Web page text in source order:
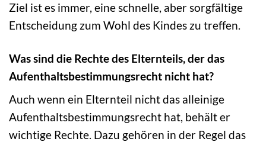
Ziel ist es immer, eine schnelle, aber sorgfältige
Entscheidung zum Wohl des Kindes zu treffen.
Was sind die Rechte des Elternteils, der das
Aufenthaltsbestimmungsrecht nicht hat?
Auch wenn ein Elternteil nicht das alleinige
Aufenthaltsbestimmungsrecht hat, behält er
wichtige Rechte. Dazu gehören in der Regel das